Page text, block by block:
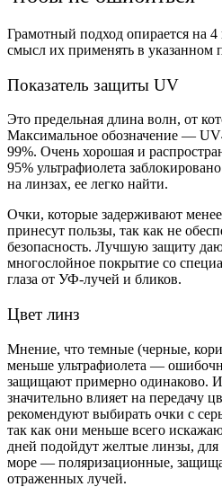
Грамотный подход опирается на
смысл их применять в указанном
Показатель защиты UV
Это предельная длина волн, от
Максимальное обозначение —
99%. Очень хорошая и
95% ультрафиолета
на линзах, ее легко найти.
Очки, которые задерживают
принесут пользы, так как не
безопасность. Лучшую защиту
многослойное покрытие со
глаза от УФ-лучей и бликов.
Цвет линз
Мнение, что темные (черные,
меньше ультрафиолета —
защищают примерно одинаково.
значительно влияет на передачу
рекомендуют выбирать очки с
так как они меньше всего
дней подойдут желтые линзы,
море — поляризационные,
отраженных лучей.